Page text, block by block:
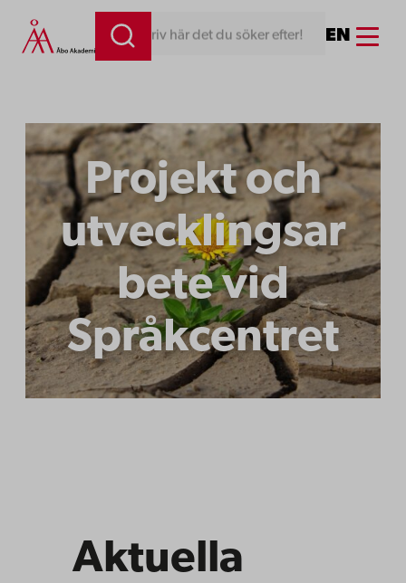
Hoppa
till
Skriv här det du söker efter! EN Menu
Projekt och
utvecklingsar
bete vid
Språkcentret
Aktuella